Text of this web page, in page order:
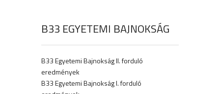
B33 EGYETEMI BAJNOKSÁG
B33 Egyetemi Bajnokság II. forduló
eredmények
B33 Egyetemi Bajnokság I. forduló